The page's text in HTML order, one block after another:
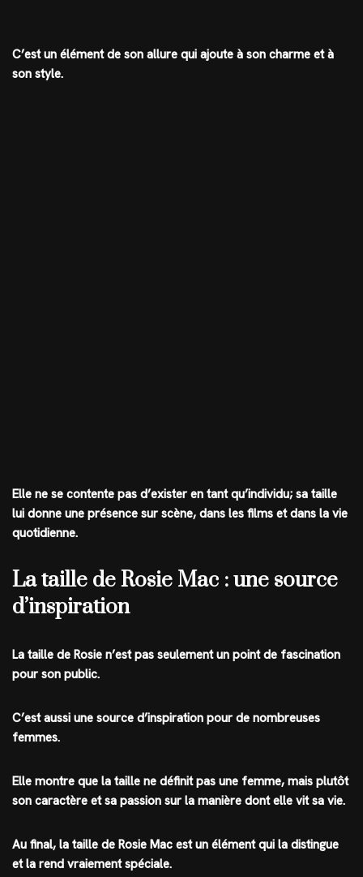
C’est un élément de son allure qui ajoute à son charme et à
son style.
Elle ne se contente pas d’exister en tant qu’individu; sa taille
lui donne une présence sur scène, dans les films et dans la vie
quotidienne.
La taille de Rosie Mac : une source
d’inspiration
La taille de Rosie n’est pas seulement un point de fascination
pour son public.
C’est aussi une source d’inspiration pour de nombreuses
femmes.
Elle montre que la taille ne définit pas une femme, mais plutôt
son caractère et sa passion sur la manière dont elle vit sa vie.
Au final, la taille de Rosie Mac est un élément qui la distingue
et la rend vraiement spéciale.